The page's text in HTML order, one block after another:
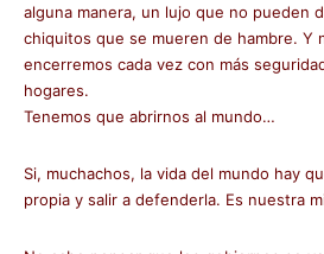
alguna manera, un lujo que no pueden
chiquitos que se mueren de hambre. Y
encerremos cada vez con más
hogares.
Tenemos que abrirnos al mundo…
Si, muchachos, la vida del mundo hay
propia y salir a defenderla. Es nuestra